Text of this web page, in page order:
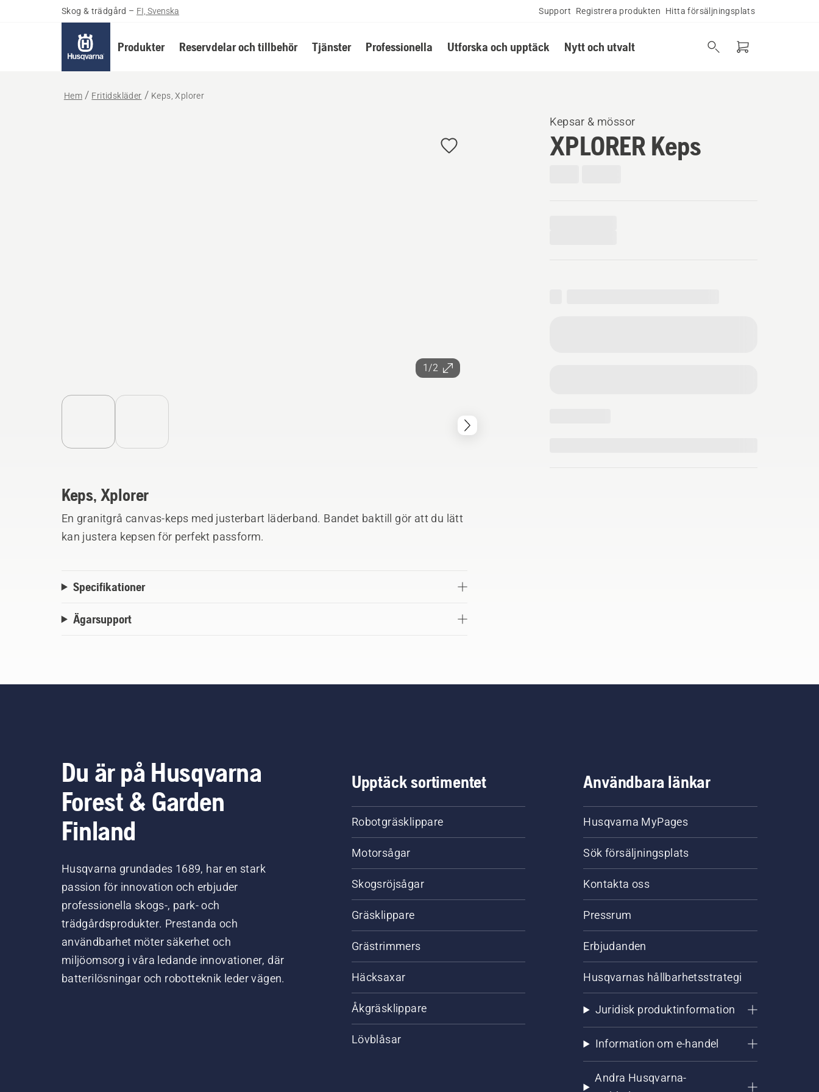
Skog & trädgård – FI, Svenska Support Registrera produkten Hitta försäljningsplats
Produkter Reservdelar och tillbehör Tjänster Professionella Utforska och upptäck Nytt och utvalt
Hem Fritidskläder Keps, Xplorer
1/2
Kepsar & mössor
XPLORER Keps
Keps, Xplorer
En granitgrå canvas-keps med justerbart läderband. Bandet baktill gör att du lätt
kan justera kepsen för perfekt passform.
Specifikationer
Ägarsupport
Du är på Husqvarna
Forest & Garden
Finland
Husqvarna grundades 1689, har en stark
passion för innovation och erbjuder
professionella skogs-, park- och
trädgårdsprodukter. Prestanda och
användbarhet möter säkerhet och
miljöomsorg i våra ledande innovationer, där
batterilösningar och robotteknik leder vägen.
Upptäck sortimentet
Robotgräsklippare
Motorsågar
Skogsröjsågar
Gräsklippare
Grästrimmers
Häcksaxar
Åkgräsklippare
Lövblåsar
Användbara länkar
Husqvarna MyPages
Sök försäljningsplats
Kontakta oss
Pressrum
Erbjudanden
Husqvarnas hållbarhetsstrategi
Juridisk produktinformation
Information om e-handel
Andra Husqvarna-